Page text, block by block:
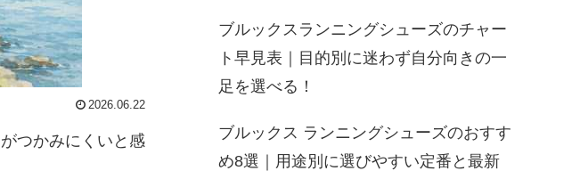
2026.06.22
つかみにくいと感
ブルックスランニングシューズのチャー
ト早見表｜目的別に迷わず自分向きの一
足を選べる！
ブルックス ランニングシューズのおすす
め8選｜用途別に選びやすい定番と最新